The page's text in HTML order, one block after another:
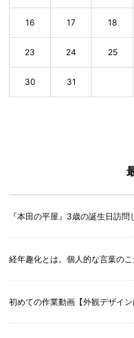
16 17 18
23 24 25
30 31
『本田の平屋』3歳の誕生日訪問
経年趣化とは。個人的な言葉のこ
初めての作業動画【外観デザイ